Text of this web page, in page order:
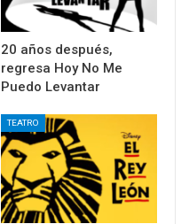
20 años después,
regresa Hoy No Me
Puedo Levantar
TEATRO